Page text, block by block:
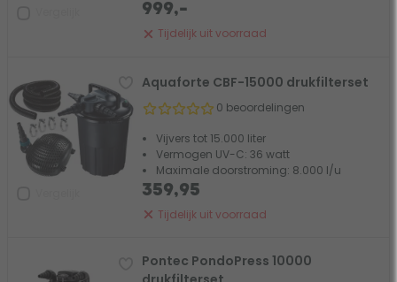
Tijdelijk uit voorraad
999,-
Aquaforte CBF-15000 drukfilterset
0 beoordelingen
Vijvers tot 15.000 liter
Vermogen UV-C: 36 watt
Maximale doorstroming: 8.000 l/u
Tijdelijk uit voorraad
359,95
Pontec PondoPress 10000